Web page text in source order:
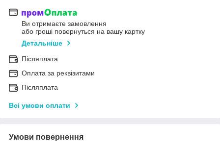
Ви отримаєте замовлення
або гроші повернуться на вашу картку
Детальніше
Післяплата
Оплата за реквізитами
Післяплата
Всі умови оплати
Умови повернення